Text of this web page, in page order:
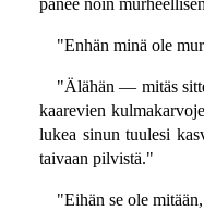
panee noin
"Enhän minä ole
"Älähän — mitäs
kaarevien
lukea sinun tuulesi
taivaan pilvistä."
"Eihän se ole